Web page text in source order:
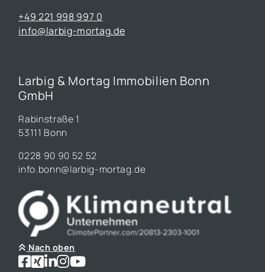
+49 221 998 997 0
info@larbig-mortag.de
Larbig & Mortag Immobilien Bonn
GmbH
Rabinstraße 1
53111 Bonn
0228 90 90 52 52
info.bonn@larbig-mortag.de
Nach oben